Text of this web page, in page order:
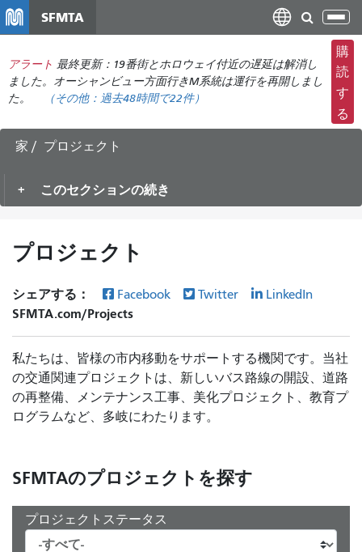
コ
ン
テ
ン
動
SFMTA
ナ
ビ
ゲ
ー
シ
ョ
り
アラート 最終更新：19番街とホロウェイ付近の遅延は解消し
ました。オーシャンビュー方面行きM系統は運行を再開しまし
た。
（その他： 過去48時間で22件）
購
読
す
る
家 プロジェクト
このセクションの続き
プロジェクト
シェアする： Facebook Twitter LinkedIn
SFMTA.com/Projects
私たちは、皆様の市内移動をサポートする機関です。当社
の交通関連プロジェクトは、新しいバス路線の開設、道路
の再整備、メンテナンス工事、美化プロジェクト、教育プ
ログラムなど、多岐にわたります。
SFMTAのプロジェクトを探す
プロジェクトステータス